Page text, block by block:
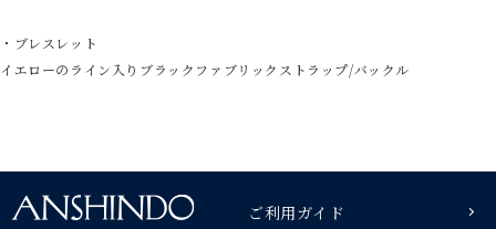
・ブレスレット
イエローのライン入りブラックファブリックストラップ/バックル
ご利用ガイド